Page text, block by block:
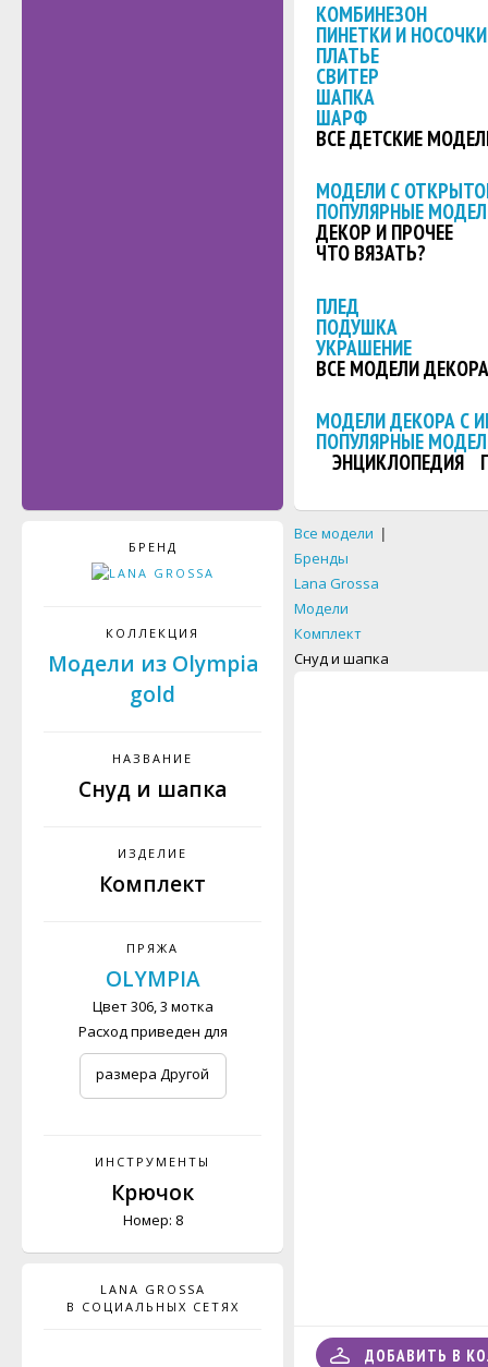
КОМБИНЕЗОН
ПИНЕТКИ И НОСОЧКИ
ПЛАТЬЕ
СВИТЕР
ШАПКА
ШАРФ
ВСЕ ДЕТСКИЕ
МОДЕЛИ С
ПОПУЛЯРНЫЕ
ДЕКОР И ПРОЧЕЕ
ЧТО ВЯЗАТЬ?
ПЛЕД
ПОДУШКА
УКРАШЕНИЕ
ВСЕ МОДЕЛИ ДЕКОРА
МОДЕЛИ ДЕКОРА С
ПОПУЛЯРНЫЕ
ЭНЦИКЛОПЕДИЯ
БРЕНД
КОЛЛЕКЦИЯ
Модели из Olympia
gold
НАЗВАНИЕ
Снуд и шапка
ИЗДЕЛИЕ
Комплект
ПРЯЖА
OLYMPIA
Цвет 306, 3 мотка
Расход приведен для
размера Другой
ИНСТРУМЕНТЫ
Крючок
Номер: 8
LANA GROSSA
В СОЦИАЛЬНЫХ СЕТЯХ
Все модели |
Бренды
Lana Grossa
Модели
Комплект
Снуд и шапка
ДОБАВИТЬ В